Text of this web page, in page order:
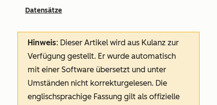
Datensätze
Hinweis: Dieser Artikel wird aus Kulanz zur
Verfügung gestellt. Er wurde automatisch
mit einer Software übersetzt und unter
Umständen nicht korrekturgelesen. Die
englischsprachige Fassung gilt als offizielle